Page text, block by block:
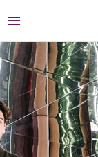
Menu